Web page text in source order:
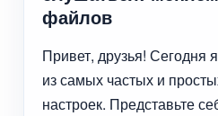
файлов
Привет, друзья! Сегодня
из самых частых и
настроек. Представьте